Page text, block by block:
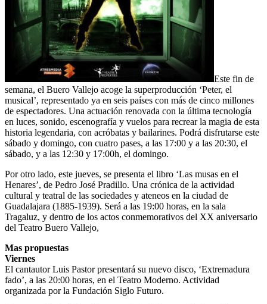
Este fin de
semana, el Buero Vallejo acoge la superproducción ‘Peter, el
musical’, representado ya en seis países con más de cinco millones
de espectadores. Una actuación renovada con la última tecnología
en luces, sonido, escenografía y vuelos para recrear la magia de esta
historia legendaria, con acróbatas y bailarines. Podrá disfrutarse este
sábado y domingo, con cuatro pases, a las 17:00 y a las 20:30, el
sábado, y a las 12:30 y 17:00h, el domingo.
Por otro lado, este jueves, se presenta el libro ‘Las musas en el
Henares’, de Pedro José Pradillo. Una crónica de la actividad
cultural y teatral de las sociedades y ateneos en la ciudad de
Guadalajara (1885-1939). Será a las 19:00 horas, en la sala
Tragaluz, y dentro de los actos conmemorativos del XX aniversario
del Teatro Buero Vallejo,
Mas propuestas
Viernes
El cantautor Luis Pastor presentará su nuevo disco, ‘Extremadura
fado’, a las 20:00 horas, en el Teatro Moderno. Actividad
organizada por la Fundación Siglo Futuro.